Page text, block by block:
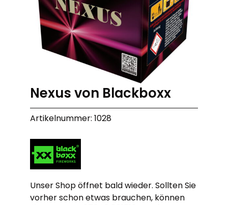
Nexus von Blackboxx
Artikelnummer: 1028
Unser Shop öffnet bald wieder. Sollten Sie
vorher schon etwas brauchen, können